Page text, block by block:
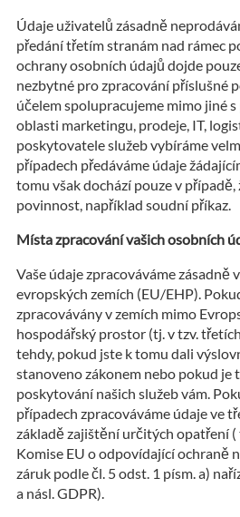
Údaje uživatelů zásadně
předání třetím stranám nad rámec
ochrany osobních údajů dojde
nezbytné pro zpracování příslušné
účelem spolupracujeme mimo jiné
oblasti marketingu, prodeje, IT,
poskytovatele služeb vybíráme
případech předáváme údaje
tomu však dochází pouze v
povinnost, například soudní příkaz.
Místa zpracování vašich osobních
Vaše údaje zpracováváme zásadně
evropských zemích (EU/EHP).
zpracovávány v zemích mimo
hospodářský prostor (tj. v tzv.
tehdy, pokud jste k tomu dali
stanoveno zákonem nebo pokud je
poskytování našich služeb vám.
případech zpracováváme údaje ve
základě zajištění určitých opatření
Komise EU o odpovídající ochraně
záruk podle čl. 5 odst. 1 písm. a)
a násl. GDPR).